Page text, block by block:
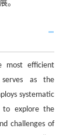
。
most efficient
as the
systematic
to explore the
challenges of